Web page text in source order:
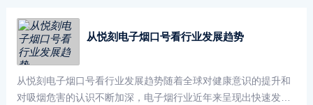
从悦刻电子烟口号看行业发展趋势
从悦刻电子烟口号看行业发展趋势随着全球对健康意识的提升和
对吸烟危害的认识不断加深，电子烟行业近年来呈现出快速发展